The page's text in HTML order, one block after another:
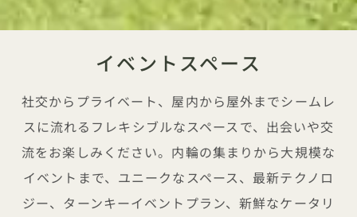
イベントスペース
社交からプライベート、屋内から屋外までシームレ
スに流れるフレキシブルなスペースで、出会いや交
流をお楽しみください。内輪の集まりから大規模な
イベントまで、ユニークなスペース、最新テクノロ
ジー、ターンキーイベントプラン、新鮮なケータリ